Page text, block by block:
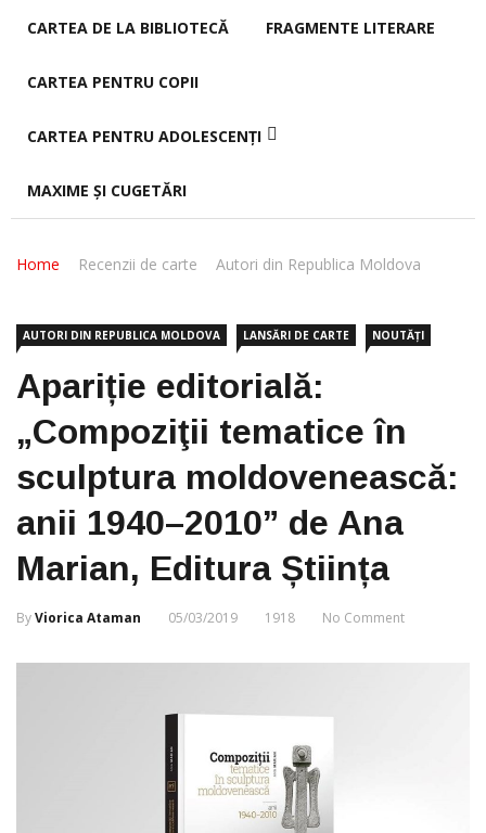
CARTEA DE LA BIBLIOTECĂ FRAGMENTE LITERARE
CARTEA PENTRU COPII
CARTEA PENTRU ADOLESCENȚI
MAXIME ȘI CUGETĂRI
Home Recenzii de carte Autori din Republica Moldova
AUTORI DIN REPUBLICA MOLDOVA LANSĂRI DE CARTE NOUTĂȚI
Apariție editorială:
„Compoziţii tematice în
sculptura moldovenească:
anii 1940–2010” de Ana
Marian, Editura Știința
ByViorica Ataman 05/03/2019 1918 No Comment